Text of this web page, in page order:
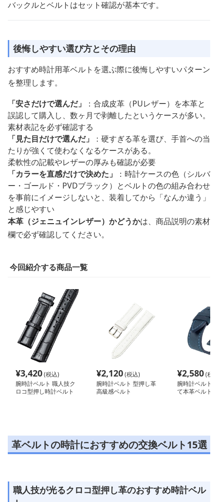
バックルとベルトはセット確認が基本です。
後悔しやすい選び方とその理由
おすすめ時計用革ベルトを選ぶ際に後悔しやすいパターン
を整理します。
「安さだけで選んだ」
：合成皮革（PUレザー）を本革と
誤認して購入し、数ヶ月で剥離したというケースが多い。
素材表記を必ず確認する
「見た目だけで選んだ」
：硬すぎる革を選び、手首への当
たりが強くて使わなくなるケースがある。
柔軟性の記載やレザーの厚みも確認が必要
「カラーを直感だけで決めた」
：時計ケースの色（シルバ
ー・ゴールド・PVDブラック）とベルトの色の組み合わせ
を事前にイメージしないと、装着してから「なんか違う」
と感じやすい
本革（ジェニュインレザー）かどうかは、商品説明の素材
欄で必ず確認してください。
今回紹介する商品一覧
¥3,420(税込)
腕時計ベルト 職人技ク
ロコ型押し時計ベルト
¥2,120(税込)
腕時計ベルト 型押し革
高級感ベルト
¥2,580(税
腕時計ベルト
て本革ベルト
革ベルトの時計におすすめの交換ベルト15選
職人技が光るクロコ型押し革のおすすめ時計ベル